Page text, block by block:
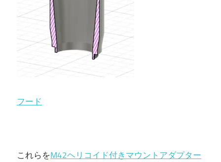
フード
これらをM42ヘリコイド付きマウントアダプター